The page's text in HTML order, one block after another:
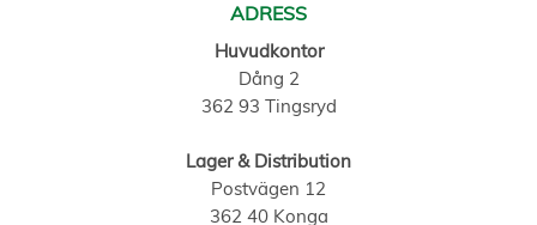
ADRESS
Huvudkontor
Dång 2
362 93 Tingsryd
Lager & Distribution
Postvägen 12
362 40 Konga